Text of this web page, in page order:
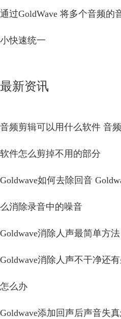
通过GoldWave 将多个音频的
小快速统一
最新资讯
音频剪辑可以用什么软件 音
软件怎么剪掉不用的部分
Goldwave如何去除回音
么消除录音中的噪音
Goldwave消除人声最简单方法
Goldwave消除人声不干净还
怎么办
Goldwave添加回声后声音失